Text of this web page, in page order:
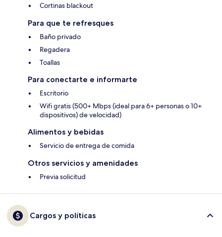
Cortinas blackout
Para que te refresques
Baño privado
Regadera
Toallas
Para conectarte e informarte
Escritorio
Wifi gratis (500+ Mbps (ideal para 6+ personas o 10+
dispositivos) de velocidad)
Alimentos y bebidas
Servicio de entrega de comida
Otros servicios y amenidades
Previa solicitud
Cargos y políticas